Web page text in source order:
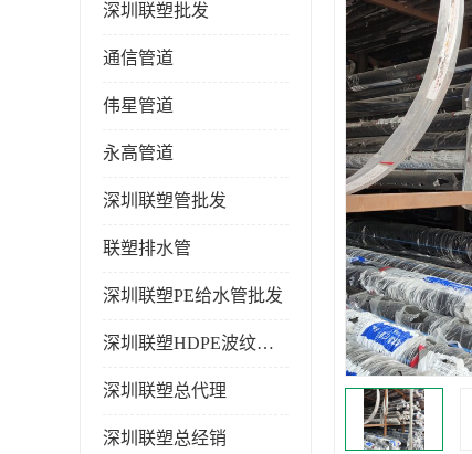
深圳联塑批发
通信管道
伟星管道
永高管道
深圳联塑管批发
联塑排水管
深圳联塑PE给水管批发
深圳联塑HDPE波纹管批发
深圳联塑总代理
深圳联塑总经销